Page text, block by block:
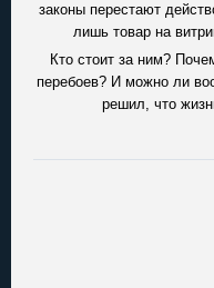
законы перестают
лишь товар на
Кто стоит за ним?
перебоев? И можно ли
решил, что